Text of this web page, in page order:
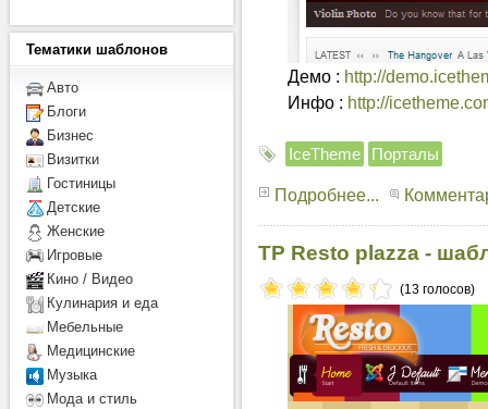
Демо : http://
Инфо : http://
IceTheme Порталы
Подробнее...
TP Resto plazza -
(13 голосов)
Тематики шаблонов
Авто
Блоги
Бизнес
Визитки
Гостиницы
Детcкие
Женские
Игровые
Кино / Видео
Кулинария и еда
Мебельные
Медицинские
Музыка
Мода и стиль